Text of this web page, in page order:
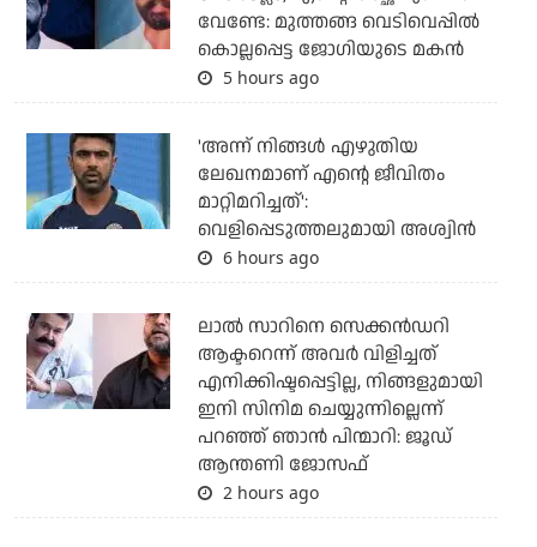
വേണ്ടേ: മുത്തങ്ങ വെടിവെപ്പില്‍
കൊല്ലപ്പെട്ട ജോഗിയുടെ മകന്‍
5 hours ago
'അന്ന് നിങ്ങള്‍ എഴുതിയ
ലേഖനമാണ് എന്റെ ജീവിതം
മാറ്റിമറിച്ചത്':
വെളിപ്പെടുത്തലുമായി അശ്വിന്‍
6 hours ago
ലാല്‍ സാറിനെ സെക്കന്‍ഡറി
ആക്ടറെന്ന് അവര്‍ വിളിച്ചത്
എനിക്കിഷ്ടപ്പെട്ടില്ല, നിങ്ങളുമായി
ഇനി സിനിമ ചെയ്യുന്നില്ലെന്ന്
പറഞ്ഞ് ഞാന്‍ പിന്മാറി: ജൂഡ്
ആന്തണി ജോസഫ്
2 hours ago